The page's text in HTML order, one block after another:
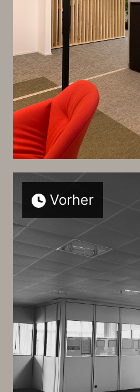
Vorher